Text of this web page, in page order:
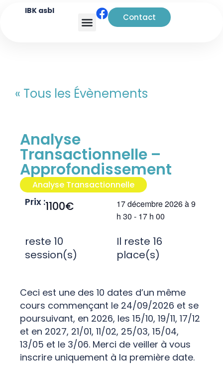
IBK asbl
Contact
« Tous les Évènements
Analyse
Transactionnelle –
Approfondissement
Analyse Transactionnelle
Prix :1100€ 17 décembre 2026à9
h 30 - 17 h 00
reste 10
session(s)
Il reste 16
place(s)
Ceci est une des 10 dates d’un même
cours commençant le 24/09/2026 et se
poursuivant, en 2026, les 15/10, 19/11, 17/12
et en 2027, 21/01, 11/02, 25/03, 15/04,
13/05 et le 3/06. Merci de veiller à vous
inscrire uniquement à la première date.